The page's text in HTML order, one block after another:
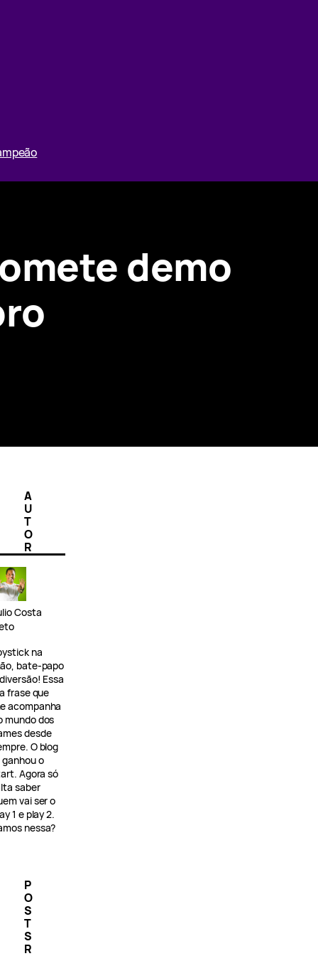
demo
A
U
T
O
R
Costa
na
bate-papo
Essa
frase que
acompanha
mundo dos
desde
O blog
ganhou o
Agora só
saber
vai ser o
1 e play 2.
nessa?
P
O
S
T
S
R